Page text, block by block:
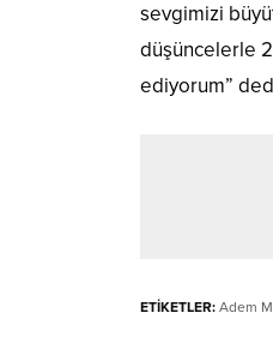
sevgimizi
düşüncelerle
ediyorum”
ETİKETLER: Adem